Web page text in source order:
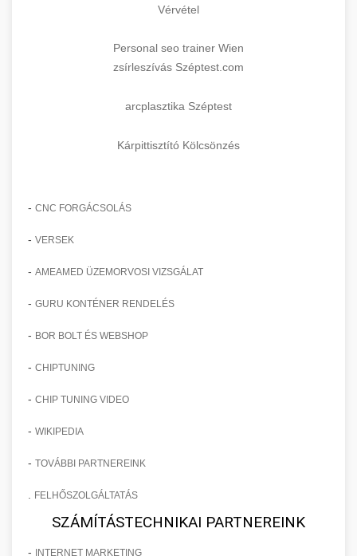
Vérvétel
Personal seo trainer Wien
zsírleszívás Széptest.com
arcplasztika Széptest
Kárpittisztító Kölcsönzés
- CNC FORGÁCSOLÁS
- VERSEK
- AMEAMED ÜZEMORVOSI VIZSGÁLAT
- GURU KONTÉNER RENDELÉS
- BOR BOLT ÉS WEBSHOP
- CHIPTUNING
- CHIP TUNING VIDEO
- WIKIPEDIA
- TOVÁBBI PARTNEREINK
FELHŐSZOLGÁLTATÁS
SZÁMÍTÁSTECHNIKAI PARTNEREINK
- INTERNET MARKETING